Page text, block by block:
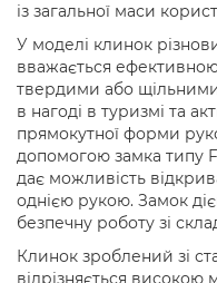
із загальної маси
У моделі клинок
вважається
твердими або
в нагоді в туризмі та
прямокутної форми
допомогою замка типу
дає можливість
однією рукою. Замок
безпечну роботу зі
Клинок зроблений зі
відрізняється високою